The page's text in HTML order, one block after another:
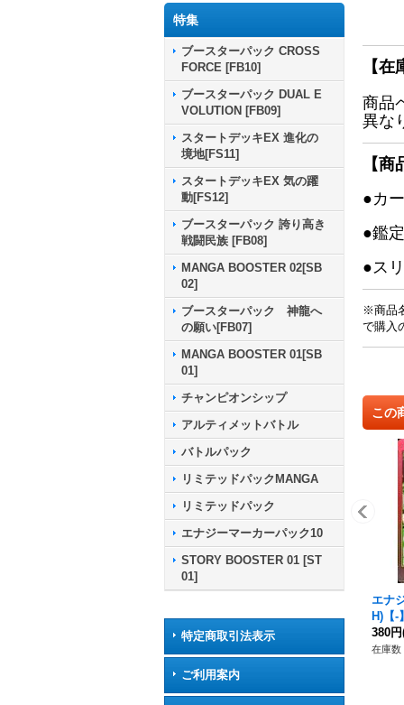
特集
ブースターパック CROSS
FORCE [FB10]
ブースターパック DUAL E
VOLUTION [FB09]
スタートデッキEX 進化の
境地[FS11]
スタートデッキEX 気の躍
動[FS12]
ブースターパック 誇り高き
戦闘民族 [FB08]
MANGA BOOSTER 02[SB
02]
ブースターパック 神龍へ
の願い[FB07]
MANGA BOOSTER 01[SB
01]
チャンピオンシップ
アルティメットバトル
バトルパック
リミテッドパックMANGA
リミテッドパック
エナジーマーカーパック10
STORY BOOSTER 01 [ST
01]
特定商取引法表示
ご利用案内
【
商品
異な
【
●カ
●鑑
●ス
※商品
で購入
この
エナ
H)【-
380円
在庫数